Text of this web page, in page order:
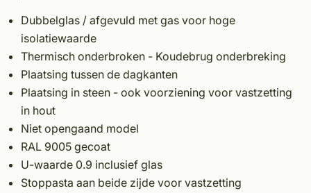
Dubbelglas / afgevuld met gas voor hoge
isolatiewaarde
Thermisch onderbroken - Koudebrug onderbreking
Plaatsing tussen de dagkanten
Plaatsing in steen - ook voorziening voor vastzetting
in hout
Niet opengaand model
RAL 9005 gecoat
U-waarde 0.9 inclusief glas
Stoppasta aan beide zijde voor vastzetting